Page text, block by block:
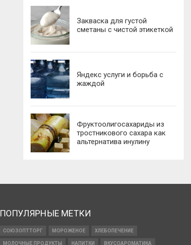
Закваска для густой
сметаны с чистой этикеткой
Яндекс услуги и борьба с
жаждой
Фруктоолигосахариды из
тростникового сахара как
альтернатива инулину
ПОПУЛЯРНЫЕ МЕТКИ
СОЮЗОПТТОРГ МОРОЖЕНОЕ ХЛЕБОПЕЧЕНИЕ
МОЛОЧНЫЕ ПРОДУКТЫ НАПИТКИ ВКУСОАРОМАТИКА